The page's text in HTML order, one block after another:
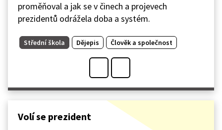
proměňoval a jak se v činech a projevech
prezidentů odrážela doba a systém.
Střední škola Dějepis Člověk a společnost
Volí se prezident